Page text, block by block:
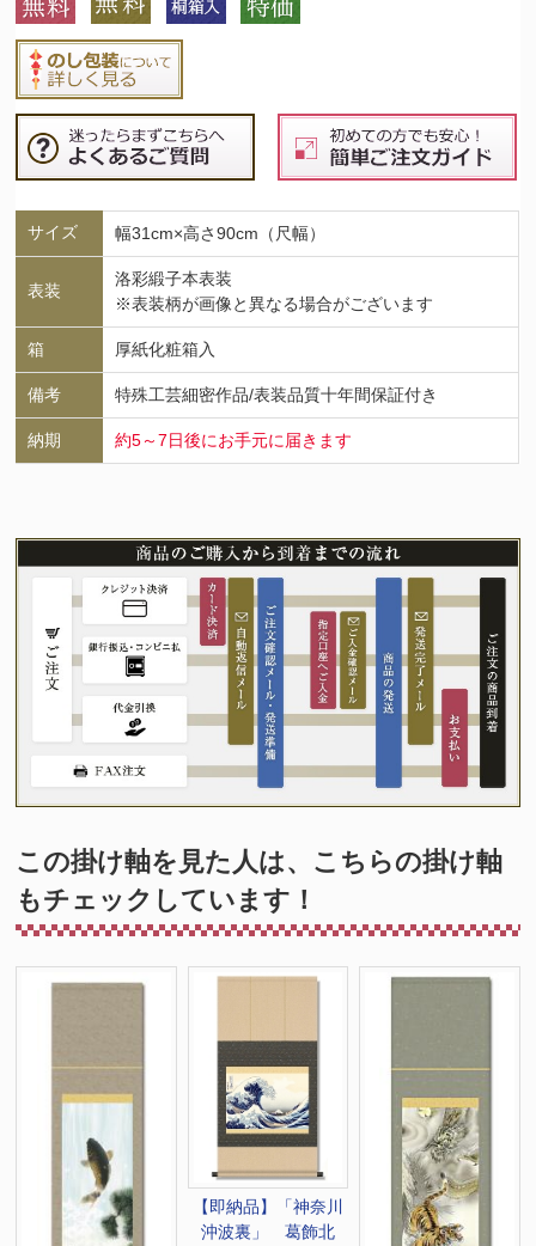
サイズ 幅31cm×高さ90cm（尺幅）
表装
洛彩緞子本表装
※表装柄が画像と異なる場合がございます
箱 厚紙化粧箱入
備考 特殊工芸細密作品/表装品質十年間保証付き
納期 約5～7日後にお手元に届きます
この掛け軸を見た人は、こちらの掛け軸
もチェックしています！
【即納品】「神奈川
沖波裏」 葛飾北